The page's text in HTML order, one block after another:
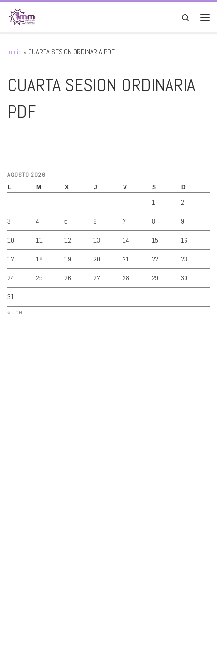
Saltar al contenido
Search
Inicio » CUARTA SESION ORDINARIA PDF
CUARTA SESION ORDINARIA
PDF
AGOSTO 2026
L M X J V S D
1 2
3 4 5 6 7 8 9
10 11 12 13 14 15 16
17 18 19 20 21 22 23
24 25 26 27 28 29 30
31
« Ene